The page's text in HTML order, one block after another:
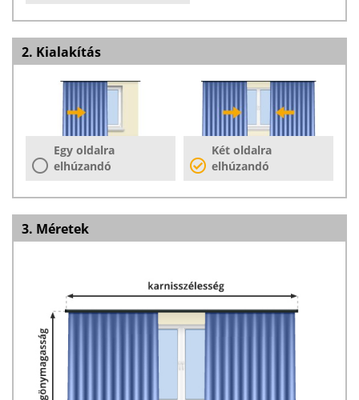
2. Kialakítás
Egy oldalra
elhúzandó
Két oldalra
elhúzandó
3. Méretek